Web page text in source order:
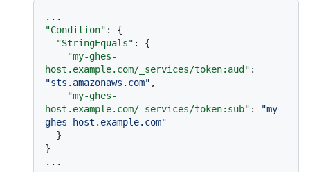
"Condition" :
{
"StringEquals" :
{
"my-ghes-
host.example.com/_services/token:aud" :
"sts.amazonaws.com" ,
"my-ghes-
host.example.com/_services/token:sub" :
"my-
ghes-host.example.com"
}
}